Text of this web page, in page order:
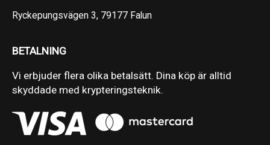
Ryckepungsvägen 3, 79177 Falun
BETALNING
Vi erbjuder flera olika betalsätt. Dina köp är alltid
skyddade med krypteringsteknik.